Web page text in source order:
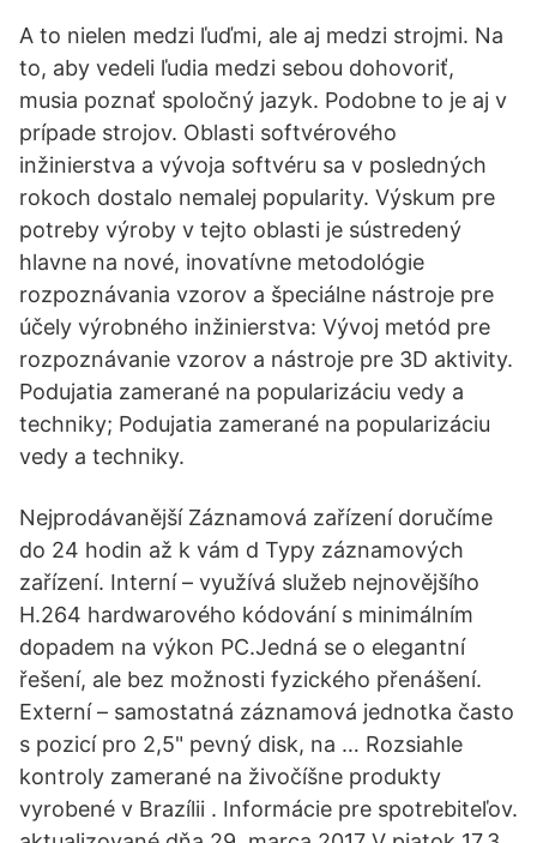
A to nielen medzi ľuďmi, ale aj medzi strojmi. Na
to, aby vedeli ľudia medzi sebou dohovoriť,
musia poznať spoločný jazyk. Podobne to je aj v
prípade strojov. Oblasti softvérového
inžinierstva a vývoja softvéru sa v posledných
rokoch dostalo nemalej popularity. Výskum pre
potreby výroby v tejto oblasti je sústredený
hlavne na nové, inovatívne metodológie
rozpoznávania vzorov a špeciálne nástroje pre
účely výrobného inžinierstva: Vývoj metód pre
rozpoznávanie vzorov a nástroje pre 3D aktivity.
Podujatia zamerané na popularizáciu vedy a
techniky; Podujatia zamerané na popularizáciu
vedy a techniky.
Nejprodávanější Záznamová zařízení doručíme
do 24 hodin až k vám d Typy záznamových
zařízení. Interní – využívá služeb nejnovějšího
H.264 hardwarového kódování s minimálním
dopadem na výkon PC.Jedná se o elegantní
řešení, ale bez možnosti fyzického přenášení.
Externí – samostatná záznamová jednotka často
s pozicí pro 2,5" pevný disk, na … Rozsiahle
kontroly zamerané na živočíšne produkty
vyrobené v Brazílii . Informácie pre spotrebiteľov.